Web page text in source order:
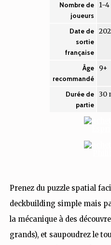
Nombre de
joueurs
1-4
Date de
sortie
française
Âge
recommandé
9+
Durée de
partie
30
Prenez du puzzle spatial
deckbuilding simple mais
la mécanique à des
grands), et saupoudrez le